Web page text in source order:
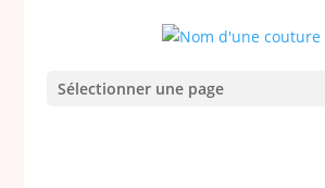
Sélectionner une page